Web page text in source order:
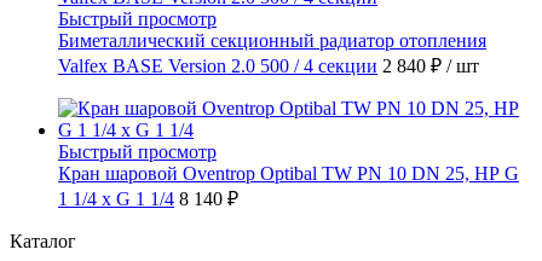
Быстрый просмотр
Биметаллический секционный радиатор отопления
Valfex BASE Version 2.0 500 / 4 секции 2 840 ₽ / шт
Быстрый просмотр
Кран шаровой Oventrop Optibal TW PN 10 DN 25, НР G
1 1/4 х G 1 1/4 8 140 ₽
Каталог